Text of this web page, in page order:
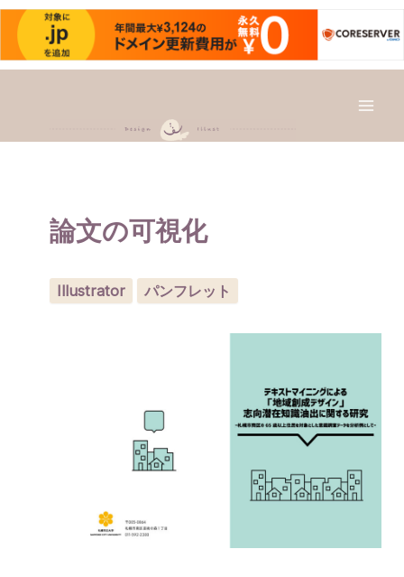
を
ッ
論文の可視化
Illustrator パンフレット